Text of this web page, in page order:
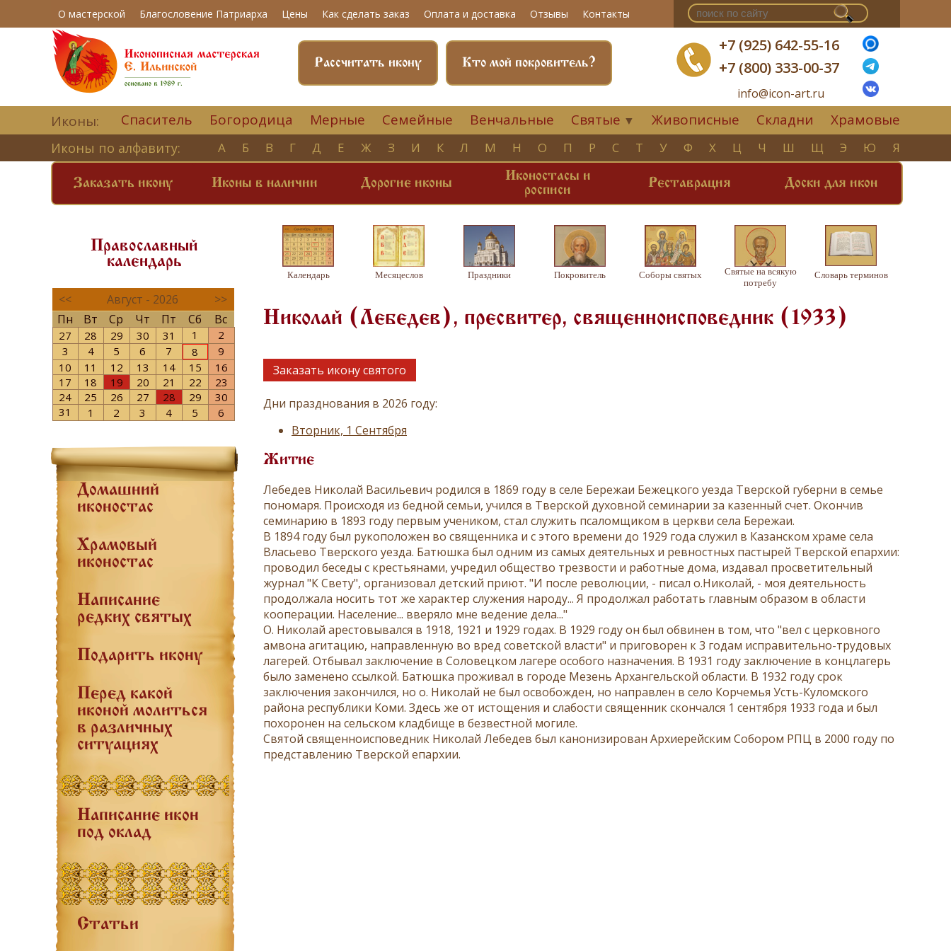
О мастерской Благословение Патриарха Цены Как сделать заказ Оплата и доставка Отзывы Контакты
+7 (925) 642-55-16
+7 (800) 333-00-37
info@icon-art.ru
Кто мой покровитель?
Рассчитать икону
Иконы: Спаситель Богородица Мерные Семейные Венчальные Святые ▼ Живописные Складни Храмовые
Иконы по алфавиту: А Б В Г Д Е Ж З И К Л М Н О П Р С Т У Ф Х Ц Ч Ш Щ Э Ю Я
Заказать икону Иконы в наличии Дорогие иконы
Иконостасы и
росписи
Реставрация Доски для икон
Православный
календарь
<< Август - 2026
>>
Пн
Вт Ср Чт Пт Сб Вс
27 28 29 30 31 1
2
3
4 5 6 7 8
9
10
11 12 13 14 15
16
17
18 19 20 21 22
23
24
25 26 27 28 29
30
31
1 2 3 4 5 6
Домашний
иконостас
Храмовый
иконостас
Написание
редких святых
Подарить икону
Перед какой
иконой молиться
в различных
ситуациях
Написание икон
под оклад
Статьи
Календарь Месяцеслов Праздники Покровитель Соборы святых
Святые на всякую
потребу
Словарь терминов
Николай (Лебедев), пресвитер, священноисповедник (1933)
Заказать икону святого
Дни празднования в 2026 году:
Вторник, 1 Сентября
Житие
Лебедев Николай Васильевич родился в 1869 году в селе Бережаи Бежецкого уезда Тверской губерни в семье
пономаря. Происходя из бедной семьи, учился в Тверской духовной семинарии за казенный счет. Окончив
семинарию в 1893 году первым учеником, стал служить псаломщиком в церкви села Бережаи.
В 1894 году был рукоположен во священника и с этого времени до 1929 года служил в Казанском храме села
Власьево Тверского уезда. Батюшка был одним из самых деятельных и ревностных пастырей Тверской епархии:
проводил беседы с крестьянами, учредил общество трезвости и работные дома, издавал просветительный
журнал "К Свету", организовал детский приют. "И после революции, - писал о.Николай, - моя деятельность
продолжала носить тот же характер служения народу... Я продолжал работать главным образом в области
кооперации. Население... вверяло мне ведение дела..."
О. Николай арестовывался в 1918, 1921 и 1929 годах. В 1929 году он был обвинен в том, что "вел с церковного
амвона агитацию, направленную во вред советской власти" и приговорен к 3 годам исправительно-трудовых
лагерей. Отбывал заключение в Соловецком лагере особого назначения. В 1931 году заключение в концлагерь
было заменено ссылкой. Батюшка проживал в городе Мезень Архангельской области. В 1932 году срок
заключения закончился, но о. Николай не был освобожден, но направлен в село Корчемья Усть-Куломского
района республики Коми. Здесь же от истощения и слабости священник скончался 1 сентября 1933 года и был
похоронен на сельском кладбище в безвестной могиле.
Святой священноисповедник Николай Лебедев был канонизирован Архиерейским Собором РПЦ в 2000 году по
представлению Тверской епархии.